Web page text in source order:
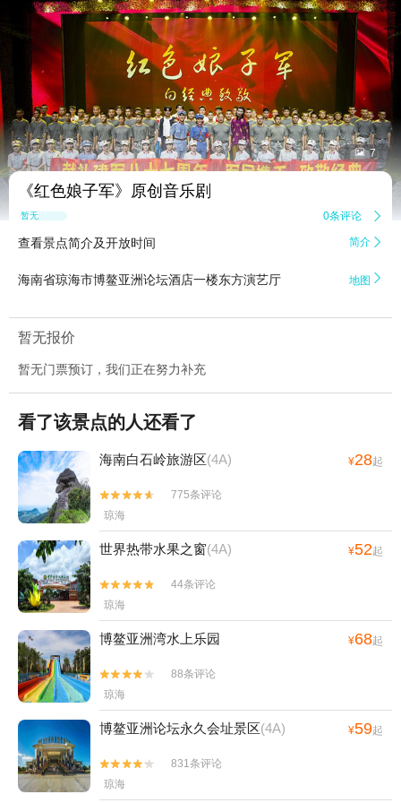
 7
《红色娘子军》原创音乐剧
暂无点评 0条评论 
查看景点简介及开放时间 简介 
海南省琼海市博鳌亚洲论坛酒店一楼东方演艺厅 地图 
暂无报价
暂无门票预订，我们正在努力补充
看了该景点的人还看了
海南白石岭旅游区(4A) ¥28起


775条评论
琼海
世界热带水果之窗(4A) ¥52起


44条评论
琼海
博鳌亚洲湾水上乐园 ¥68起


88条评论
琼海
博鳌亚洲论坛永久会址景区(4A) ¥59起


831条评论
琼海